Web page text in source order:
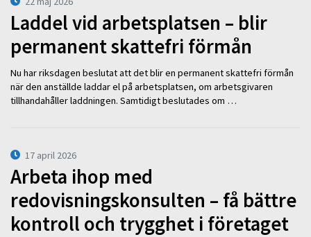
Laddel vid arbetsplatsen – blir
permanent skattefri förmån
Nu har riksdagen beslutat att det blir en permanent skattefri förmån
när den anställde laddar el på arbetsplatsen, om arbetsgivaren
tillhandahåller laddningen. Samtidigt beslutades om …
17 april 2026
Arbeta ihop med
redovisningskonsulten – få bättre
kontroll och trygghet i företaget